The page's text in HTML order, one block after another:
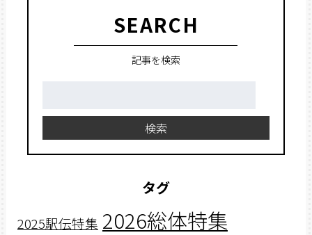
SEARCH
記事を検索
検索
タグ
2025駅伝特集 2026総体特集